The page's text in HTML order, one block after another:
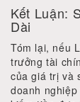
Kết Luận:
Dài
Tóm lại, nếu
trưởng tài
của giá trị và
doanh